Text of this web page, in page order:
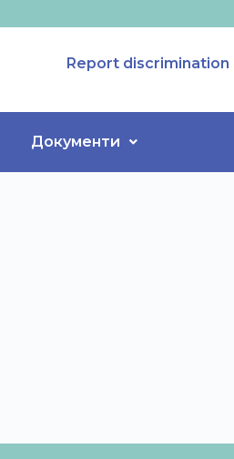
Report discrimination
Документи